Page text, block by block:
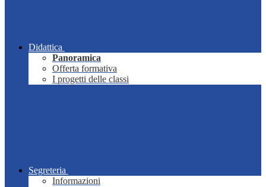
Didattica
Panoramica
Offerta formativa
I progetti delle classi
Segreteria
Informazioni